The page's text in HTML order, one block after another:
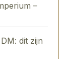
–
dit zijn